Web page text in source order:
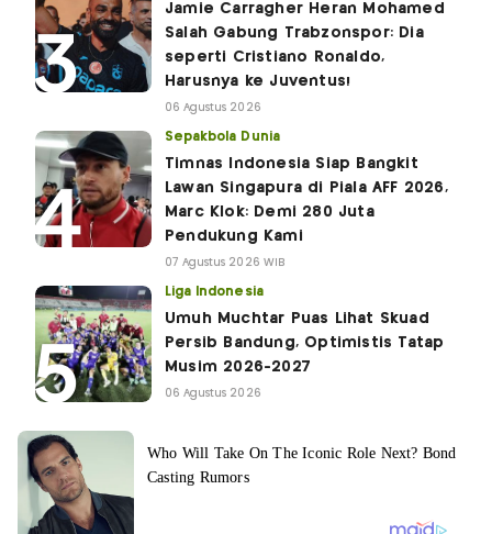
Jamie Carragher Heran Mohamed
Salah Gabung Trabzonspor: Dia
seperti Cristiano Ronaldo,
Harusnya ke Juventus!
06 Agustus 2026
Sepakbola Dunia
Timnas Indonesia Siap Bangkit
Lawan Singapura di Piala AFF 2026,
Marc Klok: Demi 280 Juta
Pendukung Kami
07 Agustus 2026 WIB
Liga Indonesia
Umuh Muchtar Puas Lihat Skuad
Persib Bandung, Optimistis Tatap
Musim 2026-2027
06 Agustus 2026